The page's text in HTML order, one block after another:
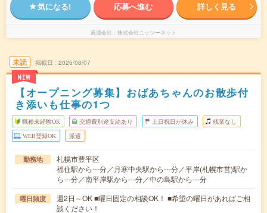
気になる! 応募へ進む 詳しく見る
派遣会社 株式会社ニッソーネット
未読
NEW
掲載日 2026/08/07
【オープニング募集】おばあちゃんのお散歩付
き添いも仕事の1つ
職種未経験OK 交通費別途支給あり 土日祝日が休み 残業なし
WEB登録OK 派遣
勤務地
札幌市豊平区
福住駅から---分／月寒中央駅から---分／平岸(札幌市営)駅か
ら---分／南平岸駅から---分／中の島駅から---分
曜日頻度
週2日～OK ■曜日固定の相談OK！ ■希望の曜日があればご相
談ください！